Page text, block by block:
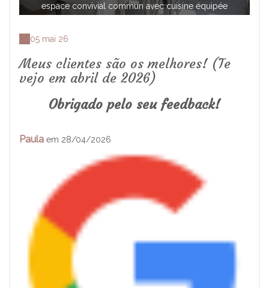
espace convivial commun avec cuisine équipée
05 mai 26
Meus clientes são os melhores! (Te
vejo em abril de 2026)
Obrigado pelo seu feedback!
Paula em 28/04/2026